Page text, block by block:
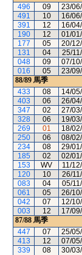
496
09 23/
491
10 16/
391
12 16/
190
12 01/
177
05 20/
131
04 25/
048
09 07/
016
05 23/
88/89 馬季
433
08 14/
403
06 26/
347
02 27/
328
06 19/
269
01 18/
250
06 08/
234
08 29/
185
02 02/
153
WV 11/
120
10 26/
083
04 05/
061
05 26/
042
07 12/
003
12 17/
87/88 馬季
447
07 25/
413
12 07/
339
08 30/